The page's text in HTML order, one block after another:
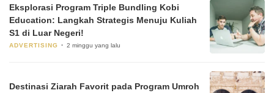
Eksplorasi Program Triple Bundling Kobi
Education: Langkah Strategis Menuju Kuliah
S1 di Luar Negeri!
ADVERTISING 2 minggu yang lalu
Destinasi Ziarah Favorit pada Program Umroh